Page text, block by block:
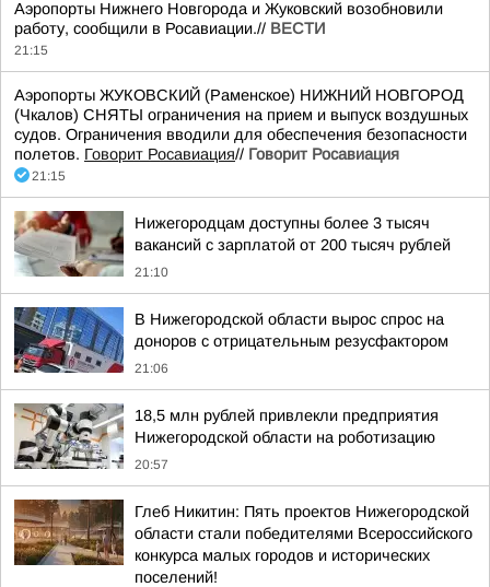
Аэропорты Нижнего Новгорода и Жуковский возобновили
работу, сообщили в Росавиации.// ВЕСТИ
21:15
Аэропорты ЖУКОВСКИЙ (Раменское) НИЖНИЙ НОВГОРОД
(Чкалов) СНЯТЫ ограничения на прием и выпуск воздушных
судов. Ограничения вводили для обеспечения безопасности
полетов. Говорит Росавиация// Говорит Росавиация
21:15
Нижегородцам доступны более 3 тысяч
вакансий с зарплатой от 200 тысяч рублей
21:10
В Нижегородской области вырос спрос на
доноров с отрицательным резусфактором
21:06
18,5 млн рублей привлекли предприятия
Нижегородской области на роботизацию
20:57
Глеб Никитин: Пять проектов Нижегородской
области стали победителями Всероссийского
конкурса малых городов и исторических
поселений!